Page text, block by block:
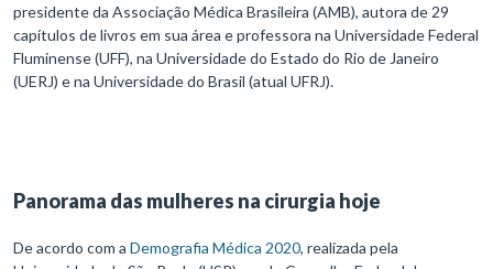
presidente da Associação Médica Brasileira (AMB), autora de 29
capítulos de livros em sua área e professora na Universidade Federal
Fluminense (UFF), na Universidade do Estado do Rio de Janeiro
(UERJ) e na Universidade do Brasil (atual UFRJ).
Panorama das mulheres na cirurgia hoje
De acordo com a Demografia Médica 2020, realizada pela